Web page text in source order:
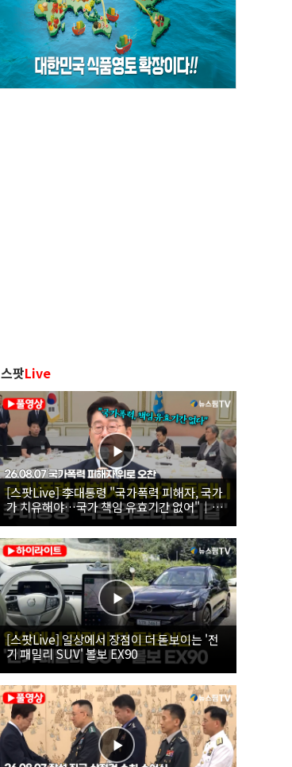
스팟Live
[스팟Live] 李대통령 "국가폭력 피해자, 국가
가 치유해야…국가 책임 유효기간 없어"｜
26.08.07 국가폭력 피해자 위로 오찬
[스팟Live] 일상에서 장점이 더 돋보이는 '전
기 패밀리 SUV' 볼보 EX90